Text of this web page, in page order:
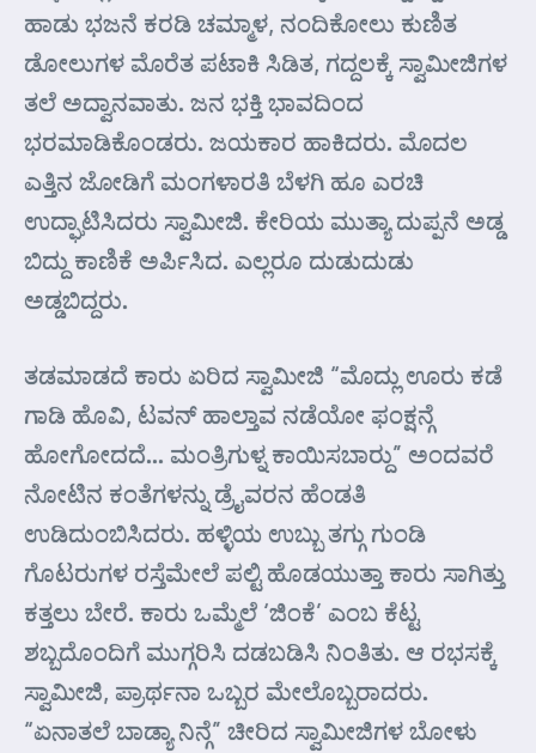
ಹಾಡು ಭಜನೆ ಕರಡಿ ಚಮ್ಮಾಳ, ನಂದಿಕೋಲು ಕುಣಿತ
ಡೋಲುಗಳ ಮೊರೆತ ಪಟಾಕಿ ಸಿಡಿತ, ಗದ್ದಲಕ್ಕೆ ಸ್ವಾಮೀಜಿಗಳ
ತಲೆ ಅದ್ವಾನವಾತು. ಜನ ಭಕ್ತಿ ಭಾವದಿಂದ
ಭರಮಾಡಿಕೊಂಡರು. ಜಯಕಾರ ಹಾಕಿದರು. ಮೊದಲ
ಎತ್ತಿನ ಜೋಡಿಗೆ ಮಂಗಳಾರತಿ ಬೆಳಗಿ ಹೂ ಎರಚಿ
ಉದ್ಘಾಟಿಸಿದರು ಸ್ವಾಮೀಜಿ. ಕೇರಿಯ ಮುತ್ಯಾ ದುಪ್ಪನೆ ಅಡ್ಡ
ಬಿದ್ದು ಕಾಣಿಕೆ ಅರ್ಪಿಸಿದ. ಎಲ್ಲರೂ ದುಡುದುಡು
ಅಡ್ಡಬಿದ್ದರು.
ತಡಮಾಡದೆ ಕಾರು ಏರಿದ ಸ್ವಾಮೀಜಿ “ಮೊದ್ಲು ಊರು ಕಡೆ
ಗಾಡಿ ಹೊವಿ, ಟವನ್ ಹಾಲ್ತಾವ ನಡೆಯೋ ಫಂಕ್ಷನ್ಗೆ
ಹೋಗೋದದೆ… ಮಂತ್ರಿಗುಳ್ನ ಕಾಯಿಸಬಾರ್‍ದು” ಅಂದವರೆ
ನೋಟಿನ ಕಂತೆಗಳನ್ನು ಡ್ರೈವರನ ಹೆಂಡತಿ
ಉಡಿದುಂಬಿಸಿದರು. ಹಳ್ಳಿಯ ಉಬ್ಬು ತಗ್ಗು ಗುಂಡಿ
ಗೊಟರುಗಳ ರಸ್ತೆಮೇಲೆ ಪಲ್ಟಿ ಹೊಡಯುತ್ತಾ ಕಾರು ಸಾಗಿತ್ತು
ಕತ್ತಲು ಬೇರೆ. ಕಾರು ಒಮ್ಮೆಲೆ ‘ಜಿಂಕೆ’ ಎಂಬ ಕೆಟ್ಟ
ಶಬ್ಬದೊಂದಿಗೆ ಮುಗ್ಗರಿಸಿ ದಡಬಡಿಸಿ ನಿಂತಿತು. ಆ ರಭಸಕ್ಕೆ
ಸ್ವಾಮೀಜಿ, ಪ್ರಾರ್ಥನಾ ಒಬ್ಬರ ಮೇಲೊಬ್ಬರಾದರು.
“ಏನಾತಲೆ ಬಾಡ್ಯಾ ನಿನ್ಗೆ” ಚೀರಿದ ಸ್ವಾಮೀಜಿಗಳ ಬೋಳು